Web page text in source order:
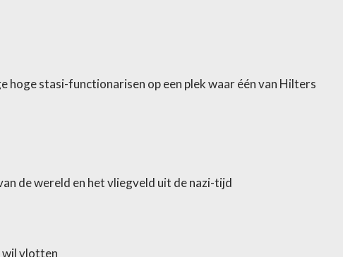
hoge stasi-functionarisen op een plek waar één van Hilters
de wereld en het vliegveld uit de nazi-tijd
wil vlotten